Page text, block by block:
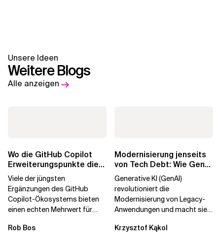
Unsere Ideen
Weitere Blogs
Alle anzeigen
Wo die GitHub Copilot
Erweiterungspunkte die
Governance brechen
Viele der jüngsten
Ergänzungen des GitHub
Copilot-Ökosystems bieten
einen echten Mehrwert für
aber auch die...
Rob Bos
Modernisierung jenseits
von Tech Debt: Wie GenAI
die
Generative KI (GenAI)
revolutioniert die
Modernisierung von Legacy-
Anwendungen und macht sie
Durch die Automatisierung...
Krzysztof Kąkol